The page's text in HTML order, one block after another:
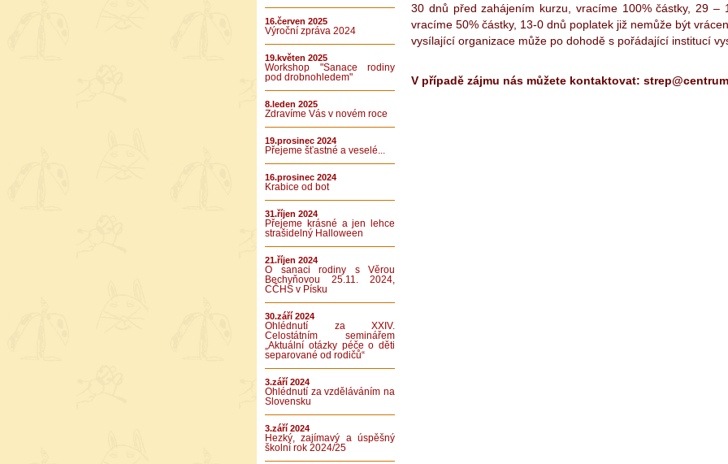
16.červen 2025
Výroční zpráva 2024
19.květen 2025
Workshop "Sanace rodiny
pod drobnohledem"
8.leden 2025
Zdravíme Vás v novém roce
19.prosinec 2024
Přejeme šťastné a veselé...
16.prosinec 2024
Krabice od bot
31.říjen 2024
Přejeme krásné a jen lehce
strašidelný Halloween
21.říjen 2024
O sanaci rodiny s Věrou
Bechyňovou 25.11. 2024,
CČHS v Písku
30.září 2024
Ohlédnutí za XXIV.
Celostátním seminářem
„Aktuální otázky péče o děti
separované od rodičů“
3.září 2024
Ohlédnutí za vzděláváním na
Slovensku
3.září 2024
Hezký, zajímavý a úspěšný
školní rok 2024/25
30 dnů před zahájením kurzu, vracíme 100% částky, 29 –
vracíme 50% částky, 13-0 dnů poplatek již nemůže být
vysílající organizace může po dohodě s pořádající institucí
V případě zájmu nás můžete kontaktovat: